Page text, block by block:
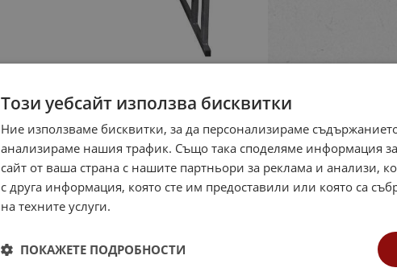
Този уебсайт използва бисквитки
Ние използваме бисквитки, за да персонализираме
анализираме нашия трафик. Също така споделяме информация
сайт от ваша страна с нашите партньори за реклама и анализи,
с друга информация, която сте им предоставили или която са
на техните услуги.
ПОКАЖЕТЕ ПОДРОБНОСТИ